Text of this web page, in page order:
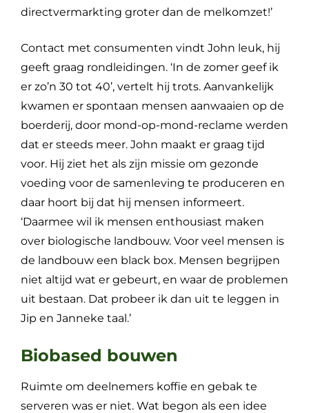
directvermarkting groter dan de melkomzet!’
Contact met consumenten vindt John leuk, hij
geeft graag rondleidingen. ‘In de zomer geef ik
er zo’n 30 tot 40’, vertelt hij trots. Aanvankelijk
kwamen er spontaan mensen aanwaaien op de
boerderij, door mond-op-mond-reclame werden
dat er steeds meer. John maakt er graag tijd
voor. Hij ziet het als zijn missie om gezonde
voeding voor de samenleving te produceren en
daar hoort bij dat hij mensen informeert.
‘Daarmee wil ik mensen enthousiast maken
over biologische landbouw. Voor veel mensen is
de landbouw een black box. Mensen begrijpen
niet altijd wat er gebeurt, en waar de problemen
uit bestaan. Dat probeer ik dan uit te leggen in
Jip en Janneke taal.’
Biobased bouwen
Ruimte om deelnemers koffie en gebak te
serveren was er niet. Wat begon als een idee